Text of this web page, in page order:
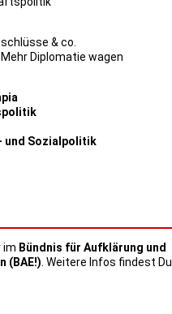
& co.
Diplomatie wagen
und Sozialpolitik
im Bündnis für Aufklärung und
(BAE!) . Weitere Infos findest Du